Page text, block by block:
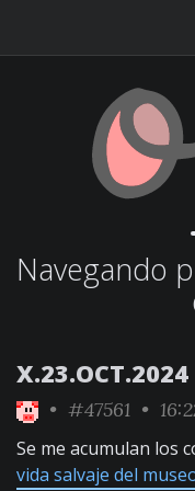
Navegando
X.23.OCT.2024
• #47561 •
Se me acumulan los
vida salvaje del